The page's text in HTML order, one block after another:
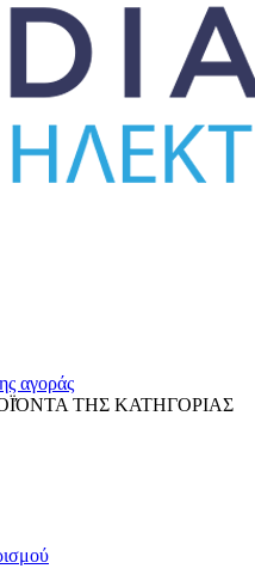
αγοράς
ΤΗΣ ΚΑΤΗΓΟΡΙΑΣ